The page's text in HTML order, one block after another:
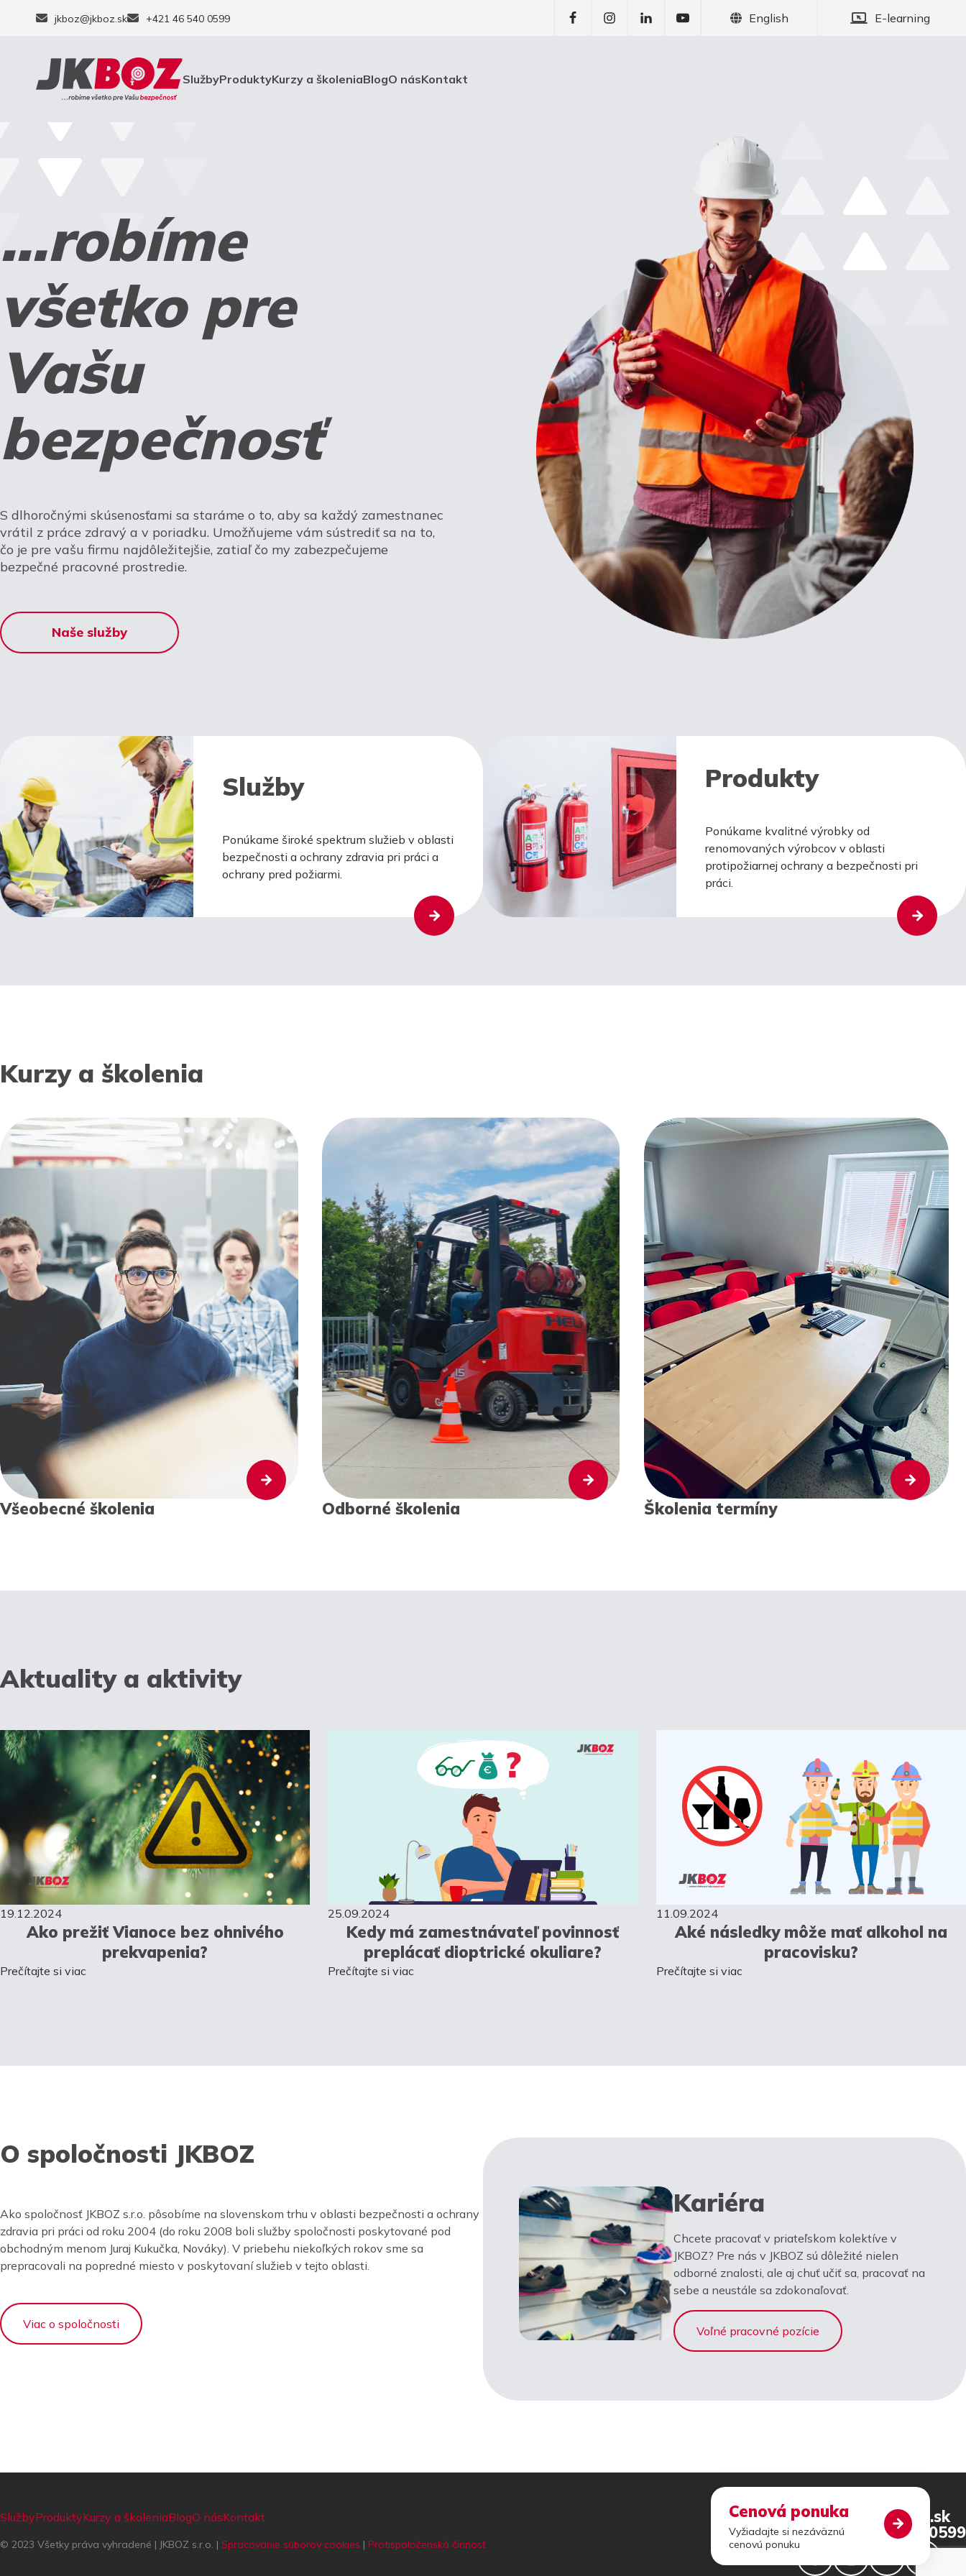
jkboz@jkboz.sk +421 46 540 0599 English E-learning
SlužbyProduktyKurzy a školeniaBlogO násKontakt
Cenová ponuka
Vyžiadajte si nezáväznú
cenovú ponuku
...robíme
všetko pre
Vašu
bezpečnosť
S dlhoročnými skúsenosťami sa staráme o to, aby sa každý zamestnanec
vrátil z práce zdravý a v poriadku. Umožňujeme vám sústrediť sa na to,
čo je pre vašu firmu najdôležitejšie, zatiaľ čo my zabezpečujeme
bezpečné pracovné prostredie.
Naše služby
Služby
Ponúkame široké spektrum služieb v oblasti
bezpečnosti a ochrany zdravia pri práci a
ochrany pred požiarmi.
Produkty
Ponúkame kvalitné výrobky od
renomovaných výrobcov v oblasti
protipožiarnej ochrany a bezpečnosti pri
práci.
Kurzy a školenia
Všeobecné školenia Odborné školenia Školenia termíny
Aktuality a aktivity
19.12.2024
Ako prežiť Vianoce bez ohnivého
prekvapenia?
Prečítajte si viac
25.09.2024
Kedy má zamestnávateľ povinnosť
preplácať dioptrické okuliare?
Prečítajte si viac
11.09.2024
Aké následky môže mať alkohol na
pracovisku?
Prečítajte si viac
O spoločnosti JKBOZ
Ako spoločnosť JKBOZ s.r.o. pôsobíme na slovenskom trhu v oblasti bezpečnosti a ochrany
zdravia pri práci od roku 2004 (do roku 2008 boli služby spoločnosti poskytované pod
obchodným menom Juraj Kukučka, Nováky). V priebehu niekoľkých rokov sme sa
prepracovali na popredné miesto v poskytovaní služieb v tejto oblasti.
Viac o spoločnosti
Kariéra
Chcete pracovať v priateľskom kolektíve v
JKBOZ? Pre nás v JKBOZ sú dôležité nielen
odborné znalosti, ale aj chuť učiť sa, pracovať na
sebe a neustále sa zdokonaľovať.
Voľné pracovné pozície
SlužbyProduktyKurzy a školeniaBlogO násKontakt
© 2023 Všetky práva vyhradené | JKBOZ s.r.o. | Spracovanie súborov cookies | Protispoločenská činnosť
jkboz@jkboz.sk
+421 46 540 0599